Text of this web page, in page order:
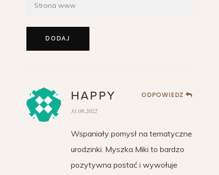
HAPPY ODPOWIEDZ
31.08.2022
Wspaniały pomysł na tematyczne
urodzinki. Myszka Miki to bardzo
pozytywna postać i wywołuje